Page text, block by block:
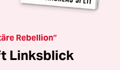
Rebellion“
Linksblick